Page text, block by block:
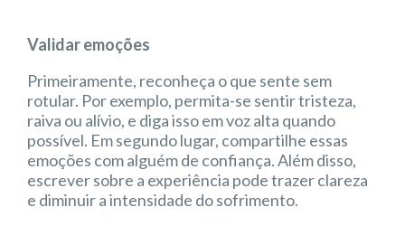
Validar emoções
Primeiramente, reconheça o que sente sem
rotular. Por exemplo, permita-se sentir tristeza,
raiva ou alívio, e diga isso em voz alta quando
possível. Em segundo lugar, compartilhe essas
emoções com alguém de confiança. Além disso,
escrever sobre a experiência pode trazer clareza
e diminuir a intensidade do sofrimento.